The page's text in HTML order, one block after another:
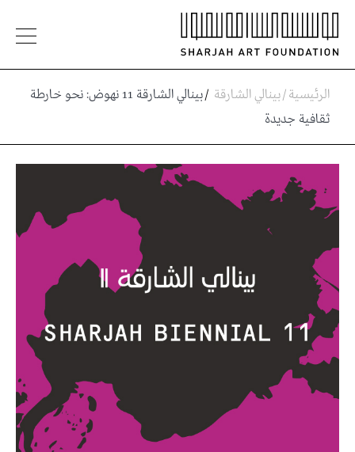
الرئيسية/بينالي الشارقة /
بينالي الشارقة 11 نهوض: نحو خارطة
ثقافية جديدة